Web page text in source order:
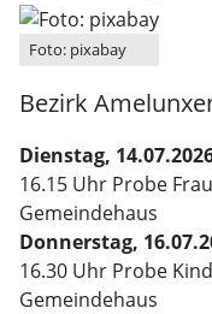
Foto: pixabay
Bezirk
Dienstag,
16.15 Uhr Probe
Gemeindehaus
Donnerstag,
16.30 Uhr Probe
Gemeindehaus